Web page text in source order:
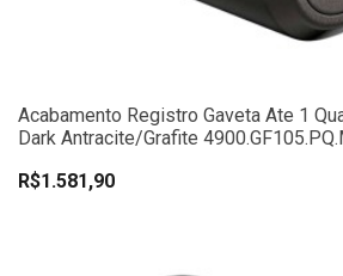
Acabamento Registro Gaveta Ate 1
Dark Antracite/Grafite
R$1.581,90